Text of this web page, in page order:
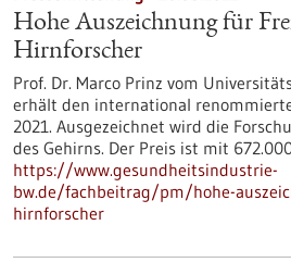
Hohe Auszeichnung für
Hirnforscher
Prof. Dr. Marco Prinz vom
erhält den international
2021. Ausgezeichnet wird die
des Gehirns. Der Preis ist mit
https://www.gesundheitsindustrie-
bw.de/fachbeitrag/pm/hohe-
hirnforscher